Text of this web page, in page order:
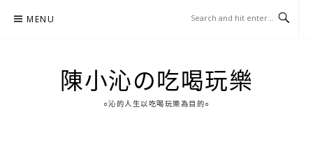
MENU
陳小沁の吃喝玩樂
○沁的人生以吃喝玩樂為目的○